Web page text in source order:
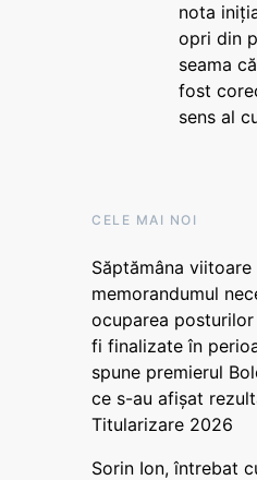
nota
opri din
seama
fost
sens al
CELE MAI NOI
Săptămâna
memorandumul
ocuparea
fi finalizate în
spune premierul
ce s-au afișat
Titularizare 2026
Sorin Ion, întrebat